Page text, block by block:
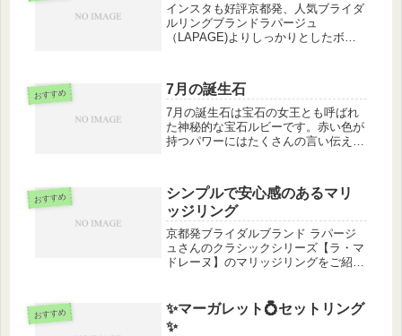
インスタも好評京都発、人気ブライダ
ルリングブランドラパージュ
（LAPAGE)よりしっかりとしたボリ
介。アルモニ【ハーモニー】出会った
ときに感じたこの響き、心地良さこの
人とず...
おすすめ 7月の誕生石
7月の誕生石は宝石の女王とも呼ばれ
た神秘的な宝石ルビーです。赤い色が
持つパワーにはたくさんの言い伝えが
や恋愛で成功したい方はお守りとして
ルビーのペンダントとリングを身につ
け...
おすすめ
シンプルで安心感のあるマリ
ッジリング
京都発ブライダルブランド ラパージ
ュさんのクラシックシリーズ【ラ・マ
ドレーヌ】のマリッジリングをご紹
古典主義の堂々とした造り。
_______________________...
おすすめ
✨マーガレット💍セットリング
✨